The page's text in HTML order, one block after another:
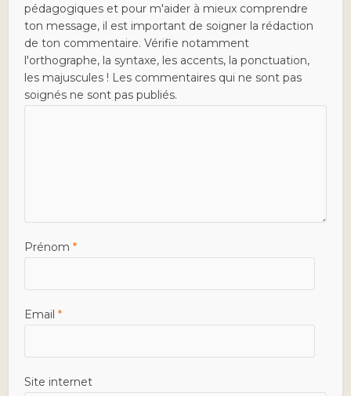
pédagogiques et pour m'aider à mieux comprendre
ton message, il est important de soigner la rédaction
de ton commentaire. Vérifie notamment
l'orthographe, la syntaxe, les accents, la ponctuation,
les majuscules ! Les commentaires qui ne sont pas
soignés ne sont pas publiés.
Prénom*
Email*
Site internet